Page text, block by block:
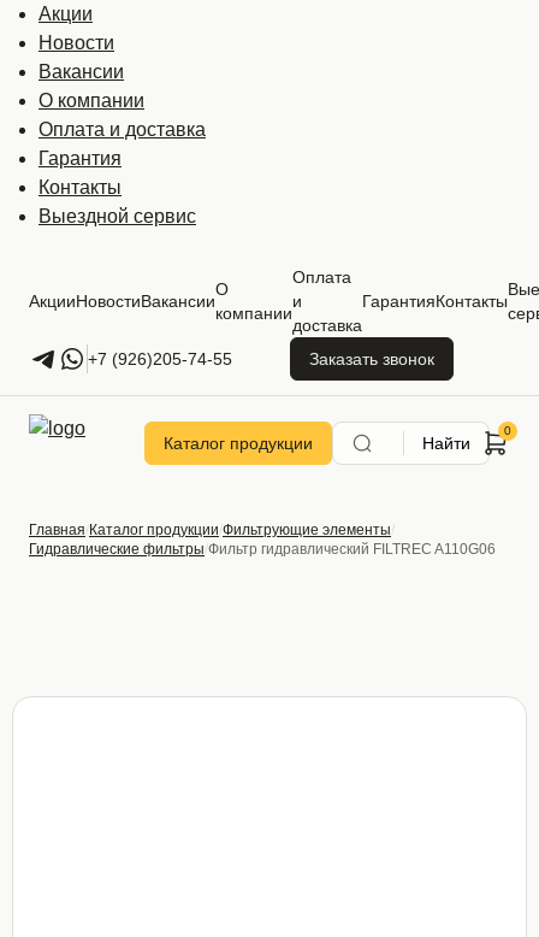
Акции
Новости
Вакансии
О компании
Оплата и доставка
Гарантия
Контакты
Выездной сервис
АкцииНовостиВакансии
О
компании
Оплата
и
доставка
ГарантияКонтакты
+7 (926)205-74-55 Заказать звонок
Каталог продукции Найти
Главная Каталог продукции Фильтрующие элементы
Гидравлические фильтры Фильтр гидравлический FILTREC A110G06